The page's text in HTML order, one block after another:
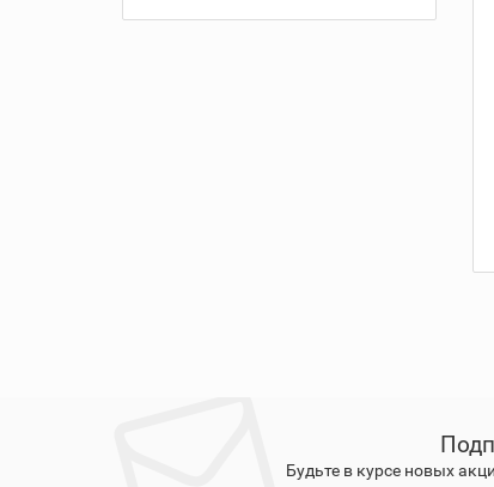
Будьте в курсе новых